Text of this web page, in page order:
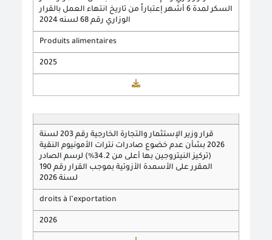
السكر لمدة 6 أشهر إعتباراً من تاريخ انتهاء العمل بالقرار
الوزاري رقم 68 لسنه 2024
Produits alimentaires
2025
قرار وزير الإستثمار والتجارة الخارجية رقم 203 لسنة
2026 بشأن عدم خضوع صادرات نترات الأمونيوم النقية
(تركيز النيتروجين بها أعلى من 34.2%) لرسم الصادر
المقرر على الأسمدة الأزوتية بموجب القرار رقم 190
لسنة 2026
droits à l’exportation
2026